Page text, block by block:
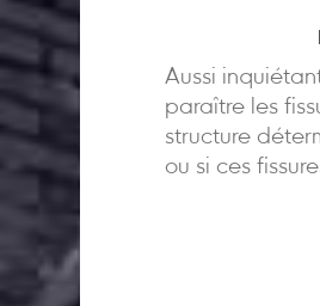
Aussi
paraître les
structure
ou si ces